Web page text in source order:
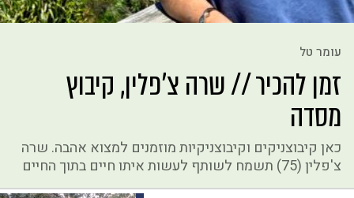
עומר טל
זמן להכיר // שרה צ'פלין, קיבוץ
מסדה
כאן קיבוצניקים וקיבוצניקיות מוזמנים למצוא אהבה. שרה
צ'פלין (75) תשמח לשותף לעשות איתו חיים בתוך החיים